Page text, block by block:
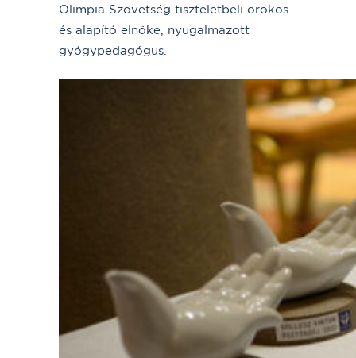
Olimpia Szövetség tiszteletbeli örökös
és alapító elnöke, nyugalmazott
gyógypedagógus.